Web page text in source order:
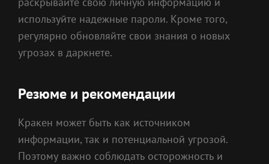
используйте надежные пароли. Кроме того,
регулярно обновляйте свои знания о новых
угрозах в даркнете.
Резюме и рекомендации
Кракен может быть как источником
информации, так и потенциальной угрозой.
Поэтому важно соблюдать осторожность и